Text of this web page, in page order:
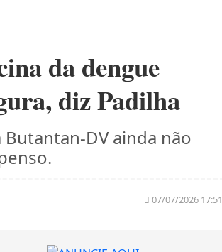
da dengue
diz Padilha
DV ainda não
07/07/2026 17:51